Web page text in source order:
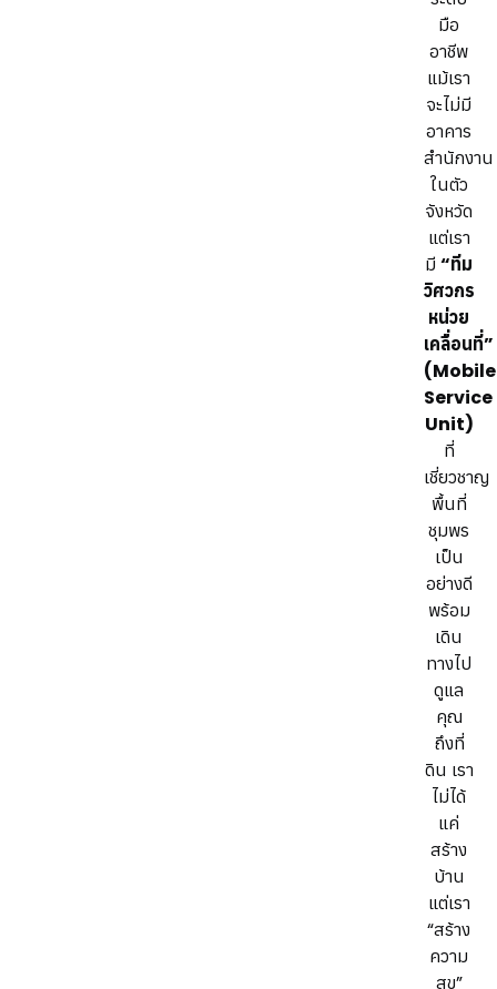
มือ
อาชีพ
แม้เรา
จะไม่มี
อาคาร
สำนักงาน
ในตัว
จังหวัด
แต่เรา
มี“ทีม
วิศวกร
หน่วย
เคลื่อนที่”
(Mobile
Service
Unit)
ที่
เชี่ยวชาญ
พื้นที่
ชุมพร
เป็น
อย่างดี
พร้อม
เดิน
ทางไป
ดูแล
คุณ
ถึงที่
ดิน เรา
ไม่ได้
แค่
สร้าง
บ้าน
แต่เรา
“สร้าง
ความ
สุข”